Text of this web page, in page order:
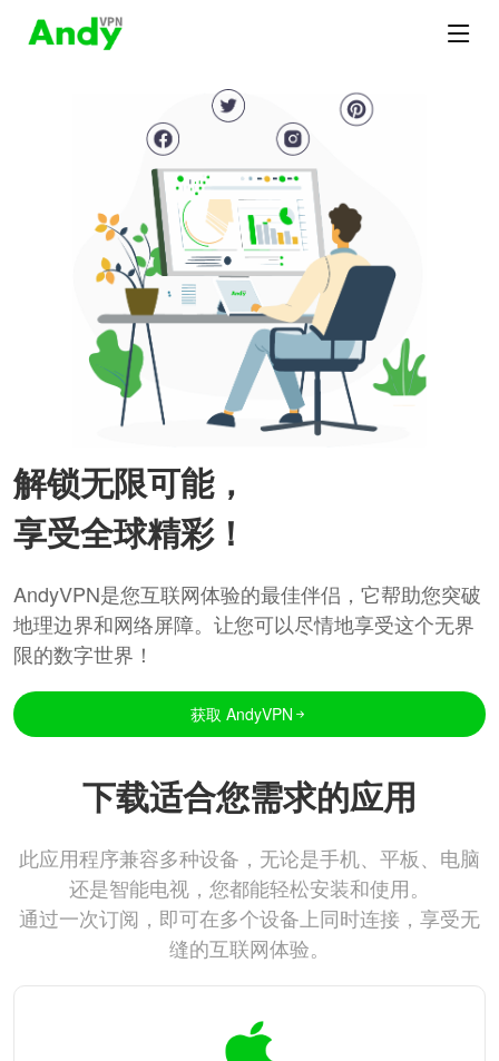
解锁无限可能，
享受全球精彩！
AndyVPN是您互联网体验的最佳伴侣，它帮助您突破
地理边界和网络屏障。让您可以尽情地享受这个无界
限的数字世界！
获取 AndyVPN
下载适合您需求的应用
此应用程序兼容多种设备，无论是手机、平板、电脑
还是智能电视，您都能轻松安装和使用。
通过一次订阅，即可在多个设备上同时连接，享受无
缝的互联网体验。